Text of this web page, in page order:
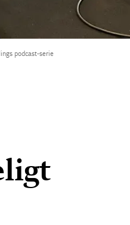
podcast-serie